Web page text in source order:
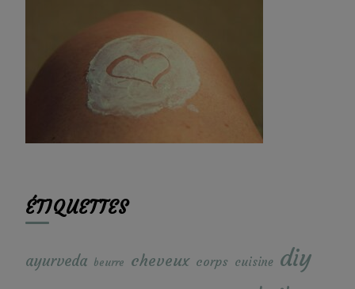
ÉTIQUETTES
ayurveda beurre cheveux corps cuisine diy